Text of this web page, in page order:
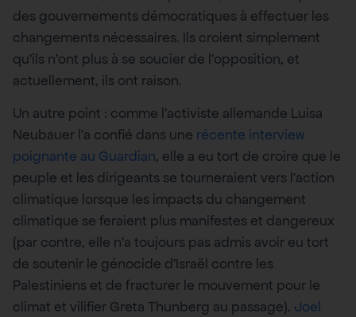
des gouvernements démocratiques à effectuer les
changements nécessaires. Ils croient simplement
qu’ils n’ont plus à se soucier de l’opposition, et
actuellement, ils ont raison.
Un autre point : comme l’activiste allemande Luisa
Neubauer l’a confié dans une récente interview
poignante au Guardian, elle a eu tort de croire que le
peuple et les dirigeants se tourneraient vers l’action
climatique lorsque les impacts du changement
climatique se feraient plus manifestes et dangereux
(par contre, elle n’a toujours pas admis avoir eu tort
de soutenir le génocide d’Israël contre les
Palestiniens et de fracturer le mouvement pour le
climat et vilifier Greta Thunberg au passage). Joel